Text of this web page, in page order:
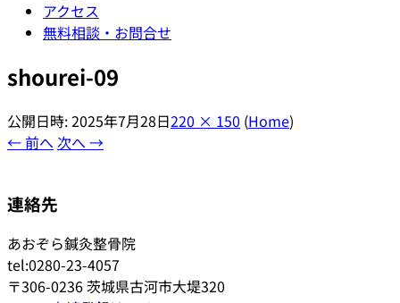
アクセス
無料相談・お問合せ
shourei-09
公開日時:2025年7月28日220 × 150 (Home)
← 前へ 次へ →
連絡先
あおぞら鍼灸整骨院
tel:0280-23-4057
〒306-0236 茨城県古河市大堤320